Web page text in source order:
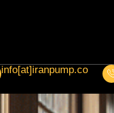
info[at]iranpump.co